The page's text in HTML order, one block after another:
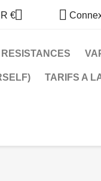
€ 
RESISTANCES
TARIFS A